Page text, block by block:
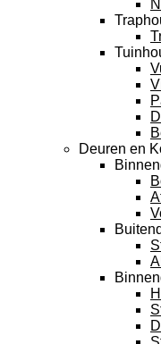
Deuren en